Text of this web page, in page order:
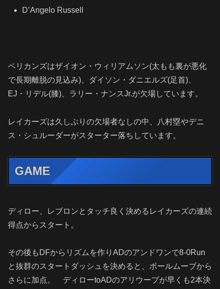
D’Angelo Russell
ペリカンズはザイオン・ウィリアムソン(太もも裏が悪化
で長期離脱の見込み)、ダイソン・ダニエルズ(足首)、
EJ・リデル(膝)、ラリー・ナンスJr.が欠場しています。
レイカーズは久しぶりの欠場者なしの中、八村塁やデニ
ス・シュルーダーがスターター落ちしています。
GAME
ディロー、レブロンとタッチ良く決めるレイカーズの連続
得点からスタート。
その後もDFからリズムを作りADのアンドワンで8-0Run
と抜群のスタートダッシュを決めると、ボールムーブから
さらに加点。 ディローtoADのアリウープが早くも2本決